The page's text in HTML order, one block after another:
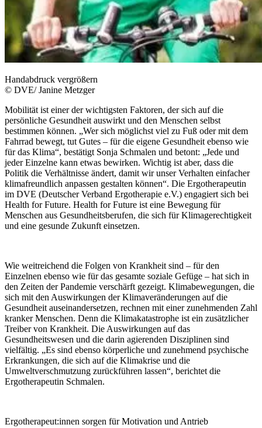
Handabdruck vergrößern
© DVE/ Janine Metzger
Mobilität ist einer der wichtigsten Faktoren, der sich auf die
persönliche Gesundheit auswirkt und den Menschen selbst
bestimmen können. „Wer sich möglichst viel zu Fuß oder mit dem
Fahrrad bewegt, tut Gutes – für die eigene Gesundheit ebenso wie
für das Klima“, bestätigt Sonja Schmalen und betont: „Jede und
jeder Einzelne kann etwas bewirken. Wichtig ist aber, dass die
Politik die Verhältnisse ändert, damit wir unser Verhalten einfacher
klimafreundlich anpassen gestalten können“. Die Ergotherapeutin
im DVE (Deutscher Verband Ergotherapie e.V.) engagiert sich bei
Health for Future. Health for Future ist eine Bewegung für
Menschen aus Gesundheitsberufen, die sich für Klimagerechtigkeit
und eine gesunde Zukunft einsetzen.
Wie weitreichend die Folgen von Krankheit sind – für den
Einzelnen ebenso wie für das gesamte soziale Gefüge – hat sich in
den Zeiten der Pandemie verschärft gezeigt. Klimabewegungen, die
sich mit den Auswirkungen der Klimaveränderungen auf die
Gesundheit auseinandersetzen, rechnen mit einer zunehmenden Zahl
kranker Menschen. Denn die Klimakatastrophe ist ein zusätzlicher
Treiber von Krankheit. Die Auswirkungen auf das
Gesundheitswesen und die darin agierenden Disziplinen sind
vielfältig. „Es sind ebenso körperliche und zunehmend psychische
Erkrankungen, die sich auf die Klimakrise und die
Umweltverschmutzung zurückführen lassen“, berichtet die
Ergotherapeutin Schmalen.
Ergotherapeut:innen sorgen für Motivation und Antrieb